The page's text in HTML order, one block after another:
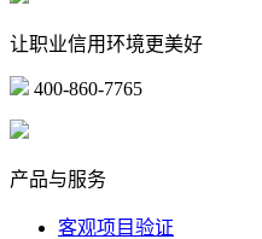
让职业信用环境更美好
400-860-7765
产品与服务
客观项目验证